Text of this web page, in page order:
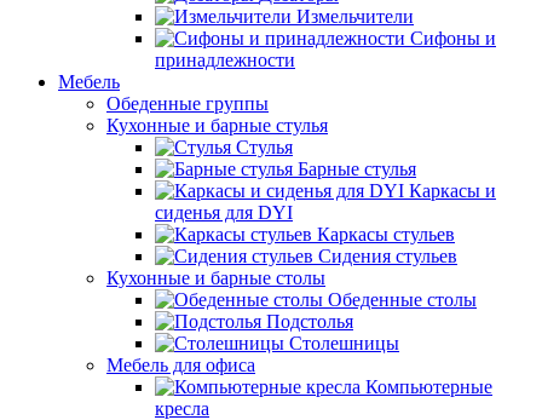
Измельчители
Сифоны и
принадлежности
Мебель
Обеденные группы
Кухонные и барные стулья
Стулья
Барные стулья
Каркасы и
сиденья для DYI
Каркасы стульев
Сидения стульев
Кухонные и барные столы
Обеденные столы
Подстолья
Столешницы
Мебель для офиса
Компьютерные
кресла